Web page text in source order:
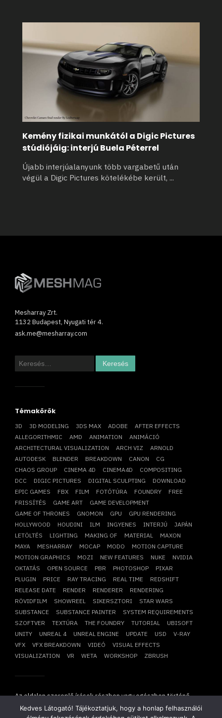
Kemény fizikai munkától a Digic Pictures
stúdiójáig: interjú Buela Péterrel
Újabb interjúalanyunk több vargabetű után
végül a Digic Pictures kötelékébe került, ...
Mesharray Zrt.
1132 Budapest, Nyugati tér 4.
ask.me@mesharray.com
Keresés:
Témakörök
3D 3D MODELING 3DS MAX ADOBE
AFTER EFFECTS
ALLEGORITHMIC
AMD ANIMATION
ANIMÁCIÓ
ARCHITECTURAL VISUALIZATION
ARCH VIZ
ARNOLD
AUTODESK
BLENDER BREAKDOWN CANON
CG
CHAOS GROUP
CINEMA 4D CINEMA4D
COMPOSITING
DCC
DIGIC PICTURES DIGITAL SCULPTING
DOWNLOAD
EPIC GAMES
FBX FILM FOTÓTÚRA FOUNDRY
FREE
FRISSÍTÉS
GAME ART
GAME DEVELOPMENT
GAME OF THRONES
GNOMON GPU
GPU RENDERING
HOLLYWOOD
HOUDINI ILM INGYENES INTERJÚ
JAPÁN
LETÖLTÉS
LIGHTING MAKING OF MATERIAL
MAXON
MAYA
MESHARRAY MOCAP MODO
MOTION CAPTURE
MOTION GRAPHICS
MOZI NEW FEATURES NUKE
NVIDIA
OKTATÁS
OPEN SOURCE PBR PHOTOSHOP
PIXAR
PLUGIN
PRICE RAY TRACING REAL TIME
REDSHIFT
RELEASE DATE
RENDER RENDERER
RENDERING
RÖVIDFILM
SHOWREEL SIKERSZTORI
STAR WARS
SUBSTANCE
SUBSTANCE PAINTER
SYSTEM REQUIREMENTS
SZOFTVER
TEXTÚRA THE FOUNDRY TUTORIAL
UBISOFT
UNITY
UNREAL 4 UNREAL ENGINE UPDATE USD
V-RAY
VFX
VFX BREAKDOWN VIDEÓ
VISUAL EFFECTS
VISUALIZATION
VR WETA WORKSHOP ZBRUSH
Az oldalon szereplő írások részben vagy egészben történő
átvétele, újraközlése csak írásbeli hozzájárulásunkkal
lehetséges!
Kedves Látogató! Tájékoztatjuk, hogy a honlap felhasználói